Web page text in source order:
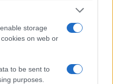
storage
on web or
to be sent to
purposes.